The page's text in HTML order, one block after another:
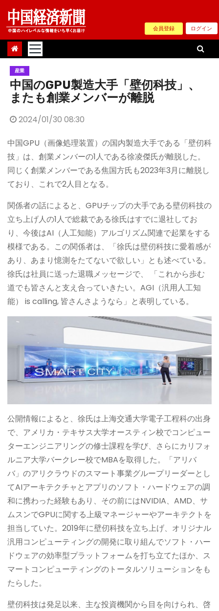
Skip
content
会員登録 ログイン
産業
中国のGPU製造大手「壁仞科技」、
またも創業メンバーが離脱
2024/01/30 08:30
中国GPU（画像処理装置）の国内製造大手である「壁仞科
技」は、創業メンバーの1人である徐凌傑氏が離脱した。
同じく創業メンバーである焦国方氏も2023年3月に離脱し
ており、これで2人目となる。
関係者の話によると、GPUチップの大手である壁仞科技の
立ち上げ人の1人で総裁である徐氏はすでに退社してお
り、今後はAI（人工知能）アルゴリズム関連で起業をする
模様である。この関係者は、「徐氏は壁仞科技に愛着感が
あり、あまり憶測をたてないで欲しい」とも述べている。
徐氏は社員に送った退職メッセージで、 「これから歩む
道でも皆さんと支え合っていきたい。AGI（汎用人工知
能） is calling, 皆さんさようなら」と表明している。
公開情報によると、徐氏は上海交通大学電子工程科の出身
で、アメリカ・テキサス大学オースティン校でコンピュー
ターエンジニアリングの修士課程を学び、さらにカリフォ
ルニア大学バークレー校でMBAを取得した。「アリバ
バ」のアリクラウドのスマート事業グループリーダーとし
てAIアーキテクチャとアプリのソフト・ハードウェアの調
和に携わった経験もあり、その前にはNVIDIA、AMD、サ
ムスンでGPUに関する上級マネージャーやアーキテクトを
担当していた。2019年に壁仞科技を立ち上げ、オリジナル
汎用コンピューティングの開発に取り組んでソフト・ハー
ドウェアの効率型プラットフォームを打ち立てたほか、ス
マートコンピューティングのトータルソリューションをも
たらした。
壁仞科技は発足以来、主な投資機関から目を向けられ、啓